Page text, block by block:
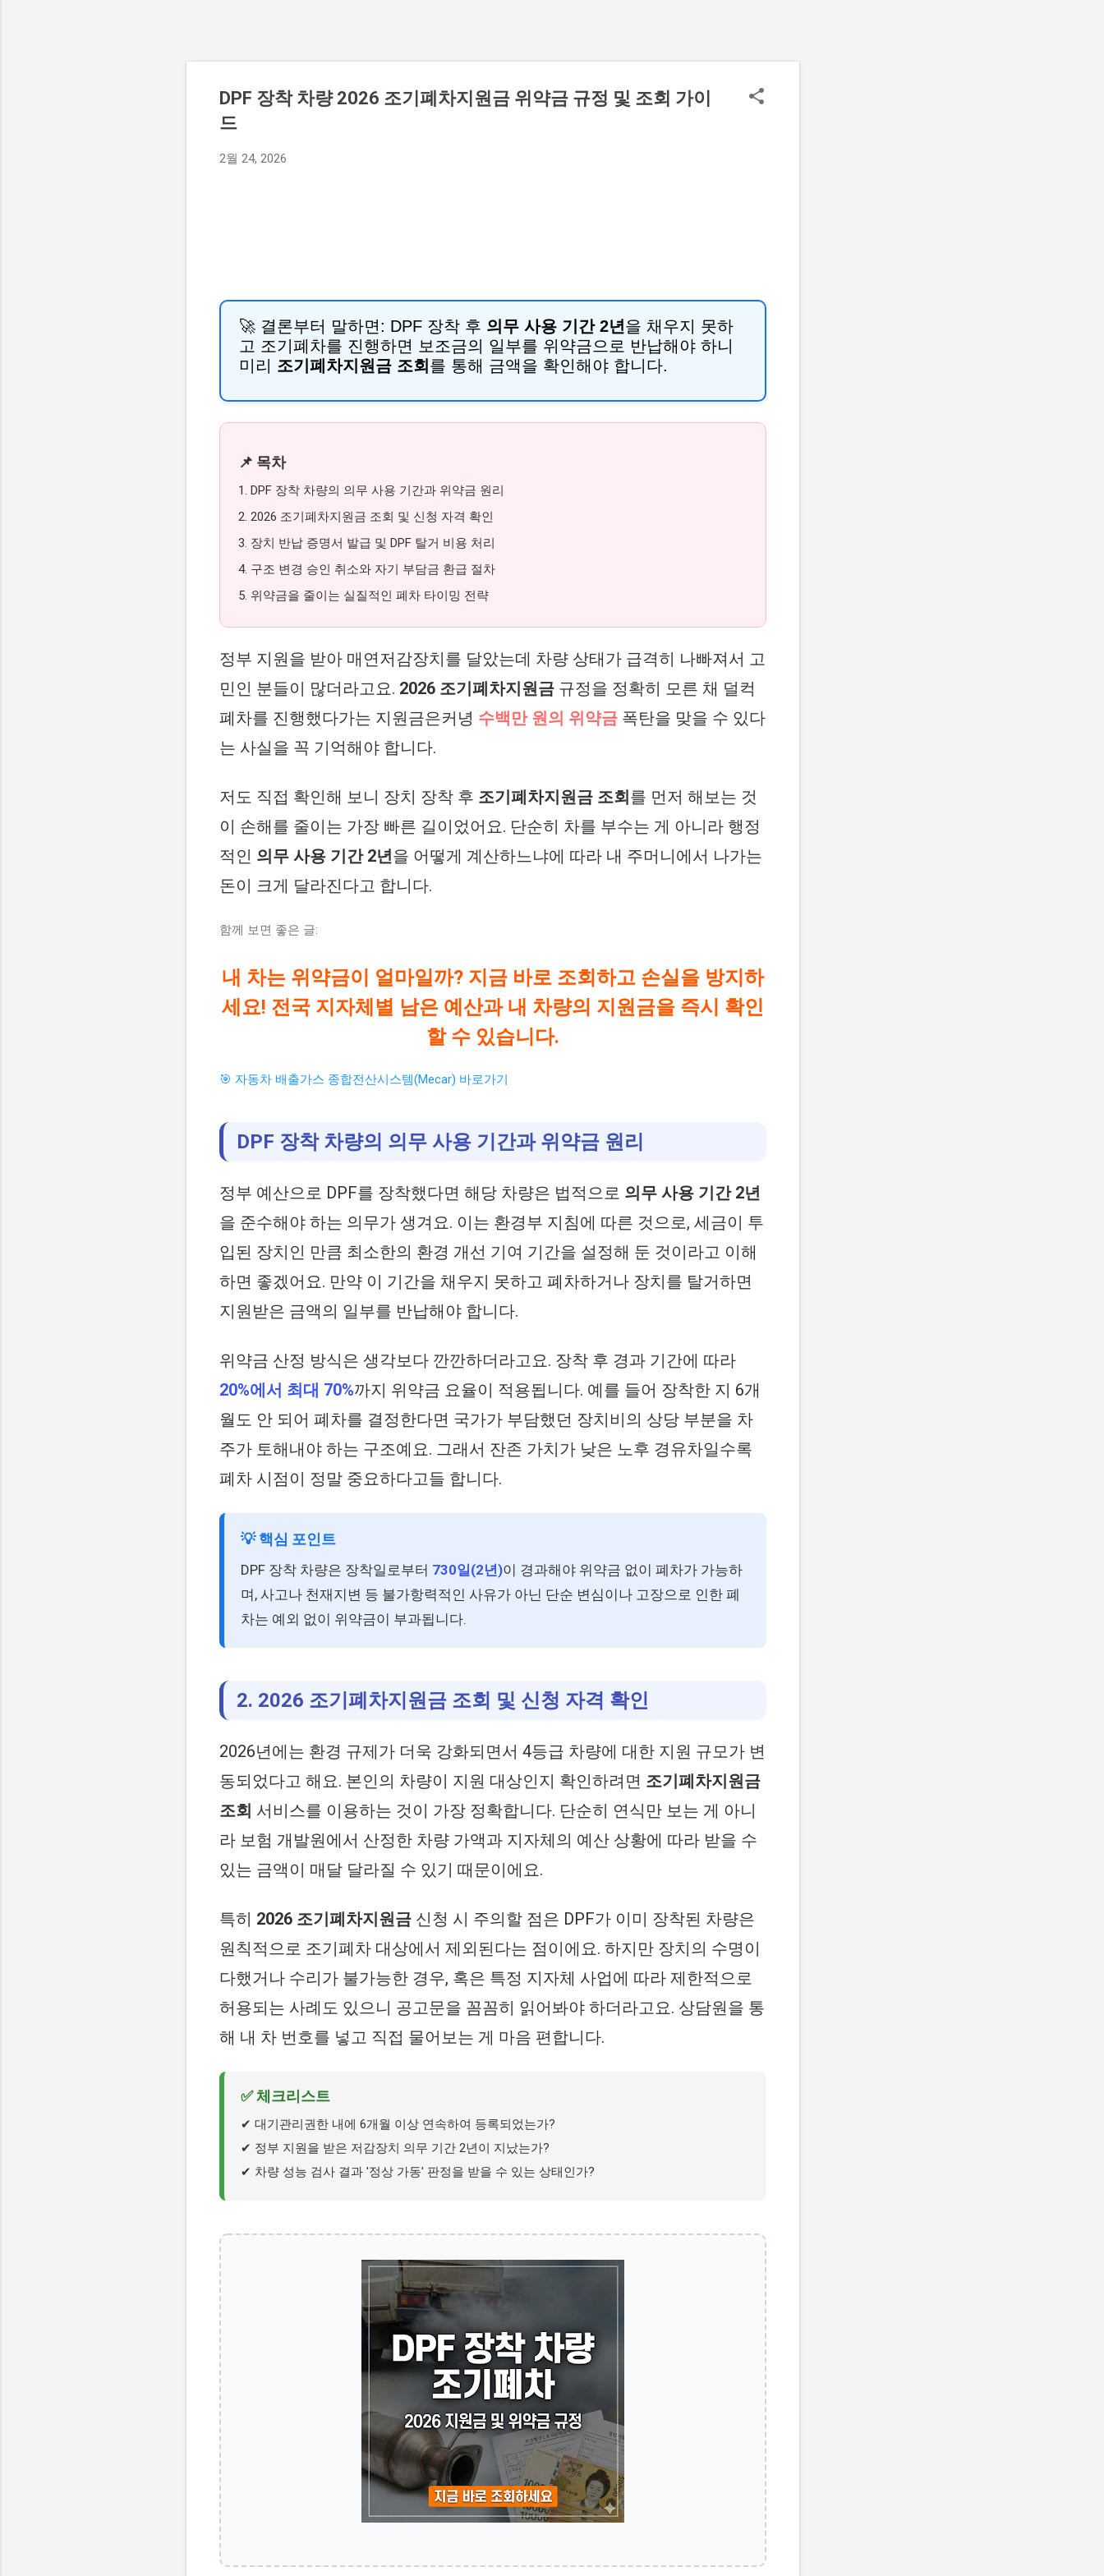
DPF 장착 차량 2026 조기폐차지원금 위약금 규정 및 조회 가이
드
2월 24, 2026
🚀 결론부터 말하면: DPF 장착 후 의무 사용 기간 2년을 채우지 못하
고 조기폐차를 진행하면 보조금의 일부를 위약금으로 반납해야 하니
미리 조기폐차지원금 조회를 통해 금액을 확인해야 합니다.
📌 목차
1. DPF 장착 차량의 의무 사용 기간과 위약금 원리
2. 2026 조기폐차지원금 조회 및 신청 자격 확인
3. 장치 반납 증명서 발급 및 DPF 탈거 비용 처리
4. 구조 변경 승인 취소와 자기 부담금 환급 절차
5. 위약금을 줄이는 실질적인 폐차 타이밍 전략
정부 지원을 받아 매연저감장치를 달았는데 차량 상태가 급격히 나빠져서 고
민인 분들이 많더라고요. 2026 조기폐차지원금 규정을 정확히 모른 채 덜컥
폐차를 진행했다가는 지원금은커녕 수백만 원의 위약금 폭탄을 맞을 수 있다
는 사실을 꼭 기억해야 합니다.
저도 직접 확인해 보니 장치 장착 후 조기폐차지원금 조회를 먼저 해보는 것
이 손해를 줄이는 가장 빠른 길이었어요. 단순히 차를 부수는 게 아니라 행정
적인 의무 사용 기간 2년을 어떻게 계산하느냐에 따라 내 주머니에서 나가는
돈이 크게 달라진다고 합니다.
함께 보면 좋은 글:
내 차는 위약금이 얼마일까? 지금 바로 조회하고 손실을 방지하
세요! 전국 지자체별 남은 예산과 내 차량의 지원금을 즉시 확인
할 수 있습니다.
🎯 자동차 배출가스 종합전산시스템(Mecar) 바로가기
DPF 장착 차량의 의무 사용 기간과 위약금 원리
정부 예산으로 DPF를 장착했다면 해당 차량은 법적으로 의무 사용 기간 2년
을 준수해야 하는 의무가 생겨요. 이는 환경부 지침에 따른 것으로, 세금이 투
입된 장치인 만큼 최소한의 환경 개선 기여 기간을 설정해 둔 것이라고 이해
하면 좋겠어요. 만약 이 기간을 채우지 못하고 폐차하거나 장치를 탈거하면
지원받은 금액의 일부를 반납해야 합니다.
위약금 산정 방식은 생각보다 깐깐하더라고요. 장착 후 경과 기간에 따라
20%에서 최대 70%까지 위약금 요율이 적용됩니다. 예를 들어 장착한 지 6개
월도 안 되어 폐차를 결정한다면 국가가 부담했던 장치비의 상당 부분을 차
주가 토해내야 하는 구조예요. 그래서 잔존 가치가 낮은 노후 경유차일수록
폐차 시점이 정말 중요하다고들 합니다.
💡 핵심 포인트
DPF 장착 차량은 장착일로부터 730일(2년)이 경과해야 위약금 없이 폐차가 가능하
며, 사고나 천재지변 등 불가항력적인 사유가 아닌 단순 변심이나 고장으로 인한 폐
차는 예외 없이 위약금이 부과됩니다.
2. 2026 조기폐차지원금 조회 및 신청 자격 확인
2026년에는 환경 규제가 더욱 강화되면서 4등급 차량에 대한 지원 규모가 변
동되었다고 해요. 본인의 차량이 지원 대상인지 확인하려면 조기폐차지원금
조회 서비스를 이용하는 것이 가장 정확합니다. 단순히 연식만 보는 게 아니
라 보험 개발원에서 산정한 차량 가액과 지자체의 예산 상황에 따라 받을 수
있는 금액이 매달 달라질 수 있기 때문이에요.
특히 2026 조기폐차지원금 신청 시 주의할 점은 DPF가 이미 장착된 차량은
원칙적으로 조기폐차 대상에서 제외된다는 점이에요. 하지만 장치의 수명이
다했거나 수리가 불가능한 경우, 혹은 특정 지자체 사업에 따라 제한적으로
허용되는 사례도 있으니 공고문을 꼼꼼히 읽어봐야 하더라고요. 상담원을 통
해 내 차 번호를 넣고 직접 물어보는 게 마음 편합니다.
✅ 체크리스트
✔ 대기관리권한 내에 6개월 이상 연속하여 등록되었는가?
✔ 정부 지원을 받은 저감장치 의무 기간 2년이 지났는가?
✔ 차량 성능 검사 결과 '정상 가동' 판정을 받을 수 있는 상태인가?